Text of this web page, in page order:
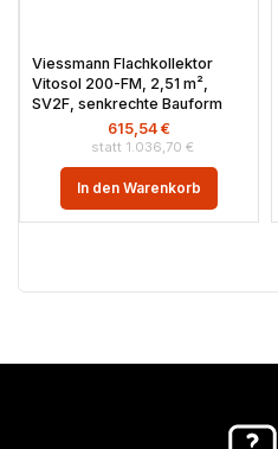
Viessmann Flachkollektor
Vitosol 200-FM, 2,51 m²,
SV2F, senkrechte Bauform
1.036,70 €
615,54 €
In den Warenkorb